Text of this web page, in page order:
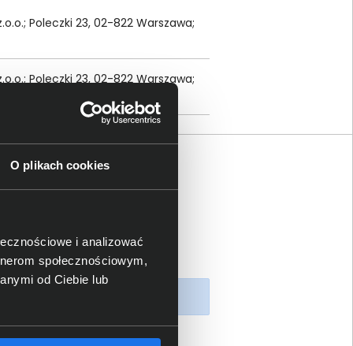
O plikach cookies
i analizować
społecznościowym,
od Ciebie lub
Poleczki 23, 02-822 Warszawa;
Poleczki 23, 02-822 Warszawa;